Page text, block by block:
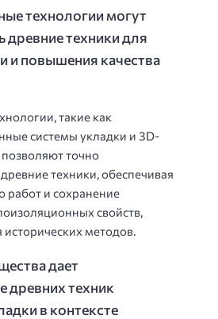
технологии могут
древние техники для
и повышения качества
такие как
системы укладки и 3D-
точно
техники, обеспечивая
работ и сохранение
свойств,
методов.
дает
древних техник
в контексте